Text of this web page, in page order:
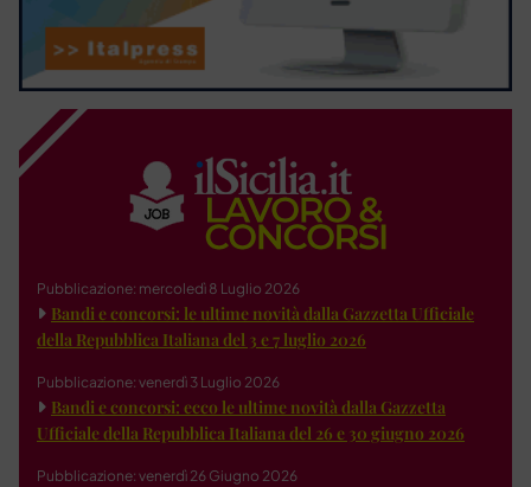
Pubblicazione: mercoledì 8 Luglio 2026
Bandi e concorsi: le ultime novità dalla Gazzetta Ufficiale
della Repubblica Italiana del 3 e 7 luglio 2026
Pubblicazione: venerdì 3 Luglio 2026
Bandi e concorsi: ecco le ultime novità dalla Gazzetta
Ufficiale della Repubblica Italiana del 26 e 30 giugno 2026
Pubblicazione: venerdì 26 Giugno 2026